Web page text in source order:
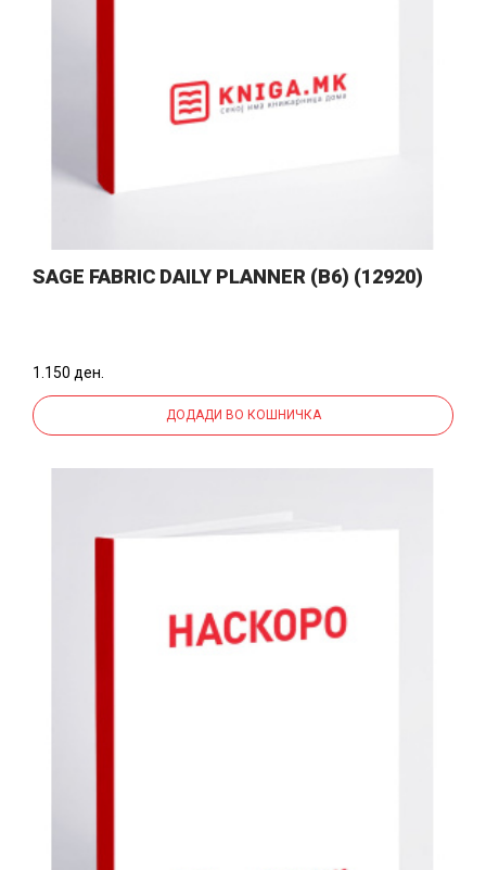
SAGE FABRIC DAILY PLANNER (B6) (12920)
1.150 ден.
ДОДАДИ ВО КОШНИЧКА